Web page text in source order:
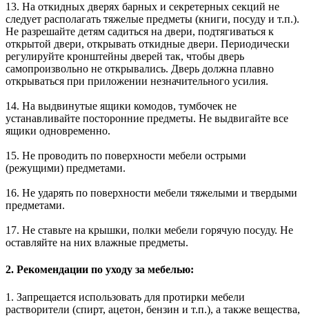
13. На откидных дверях барных и секретерных секций не
следует располагать тяжелые предметы (книги, посуду и т.п.).
Не разрешайте детям садиться на двери, подтягиваться к
открытой двери, открывать откидные двери. Периодически
регулируйте кронштейны дверей так, чтобы дверь
самопроизвольно не открывались. Дверь должна плавно
открываться при приложении незначительного усилия.
14. На выдвинутые ящики комодов, тумбочек не
устанавливайте посторонние предметы. Не выдвигайте все
ящики одновременно.
15. Не проводить по поверхности мебели острыми
(режущими) предметами.
16. Не ударять по поверхности мебели тяжелыми и твердыми
предметами.
17. Не ставьте на крышки, полки мебели горячую посуду. Не
оставляйте на них влажные предметы.
2. Рекомендации по уходу за мебелью:
1. Запрещается использовать для протирки мебели
растворители (спирт, ацетон, бензин и т.п.), а также вещества,